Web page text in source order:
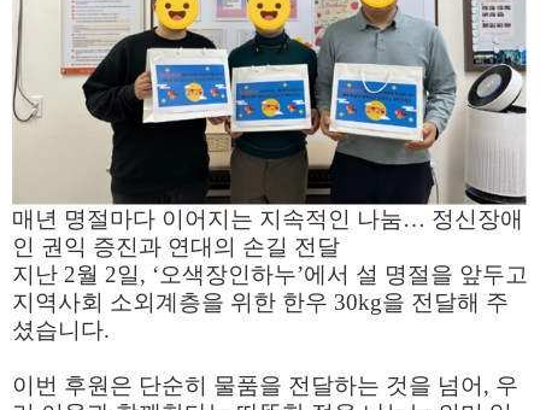
매년 명절마다 이어지는 지속적인 나눔… 정신장애
인 권익 증진과 연대의 손길 전달
지난 2월 2일, ‘오색장인하누’에서 설 명절을 앞두고
지역사회 소외계층을 위한 한우 30kg을 전달해 주
셨습니다.
이번 후원은 단순히 물품을 전달하는 것을 넘어 , 우